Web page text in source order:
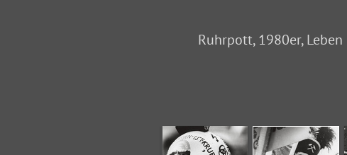
Ruhrpott, 1980er,